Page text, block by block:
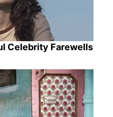
Celebrity Farewells